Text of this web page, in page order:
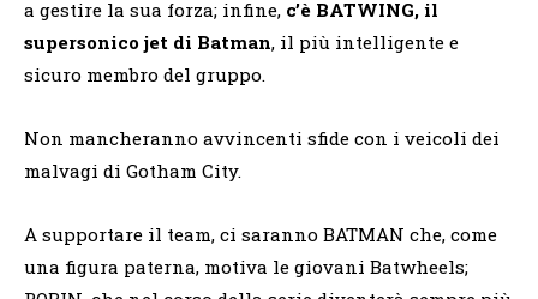
a gestire la sua forza; infine, c’è BATWING, il
supersonico jet di Batman, il più intelligente e
sicuro membro del gruppo.
Non mancheranno avvincenti sfide con i veicoli dei
malvagi di Gotham City.
A supportare il team, ci saranno BATMAN che, come
una figura paterna, motiva le giovani Batwheels;